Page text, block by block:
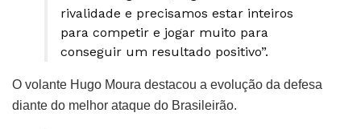
rivalidade e precisamos estar inteiros
para competir e jogar muito para
conseguir um resultado positivo”.
O volante Hugo Moura destacou a evolução da defesa
diante do melhor ataque do Brasileirão.